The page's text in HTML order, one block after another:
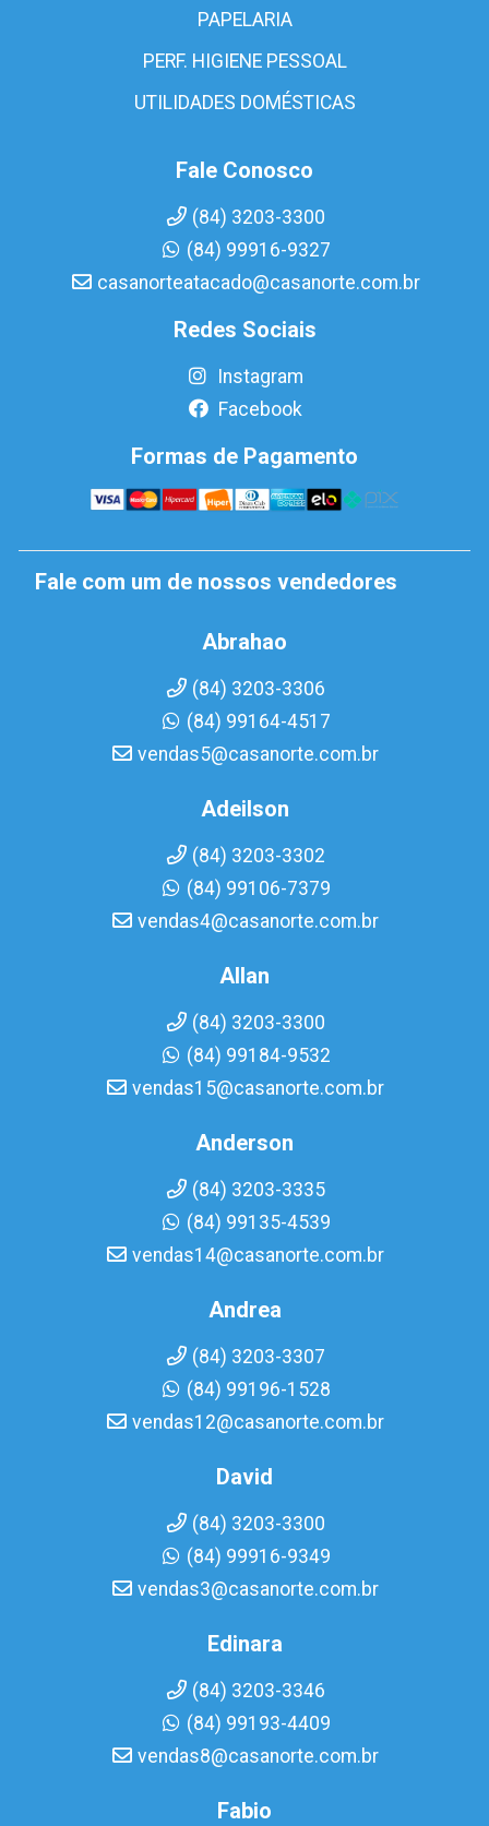
PAPELARIA
PERF. HIGIENE PESSOAL
UTILIDADES DOMÉSTICAS
Fale Conosco
(84) 3203-3300
(84) 99916-9327
casanorteatacado@casanorte.com.br
Redes Sociais
Instagram
Facebook
Formas de Pagamento
Fale com um de nossos vendedores
Abrahao
(84) 3203-3306
(84) 99164-4517
vendas5@casanorte.com.br
Adeilson
(84) 3203-3302
(84) 99106-7379
vendas4@casanorte.com.br
Allan
(84) 3203-3300
(84) 99184-9532
vendas15@casanorte.com.br
Anderson
(84) 3203-3335
(84) 99135-4539
vendas14@casanorte.com.br
Andrea
(84) 3203-3307
(84) 99196-1528
vendas12@casanorte.com.br
David
(84) 3203-3300
(84) 99916-9349
vendas3@casanorte.com.br
Edinara
(84) 3203-3346
(84) 99193-4409
vendas8@casanorte.com.br
Fabio